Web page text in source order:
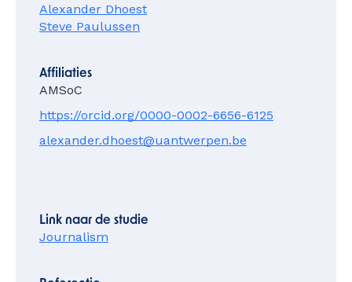
Alexander Dhoest
Steve Paulussen
Affiliaties
AMSoC
https://orcid.org/0000-0002-6656-6125
alexander.dhoest@uantwerpen.be
Link naar de studie
Journalism